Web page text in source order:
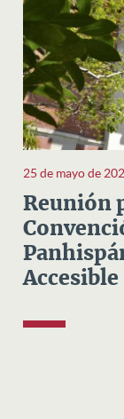
25 de mayo de
Reunión
Accesible